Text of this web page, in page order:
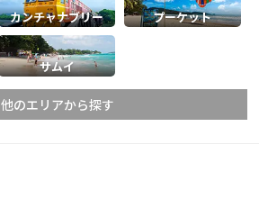
カンチャナブリー プーケット
サムイ
他のエリアから探す